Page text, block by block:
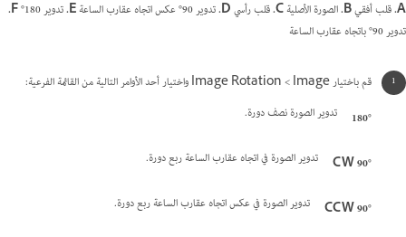
A. قلب أفقيB. الصورة الأصليةC. قلب رأسيD. تدوير 90° عكس اتجاه عقارب الساعة E. تدوير 180°
F.
تدوير 90° باتجاه عقارب الساعة
قم باختيار Image >‏ Image Rotation واختيار أحد الأوامر التالية من القائمة الفرعية:
180°
تدوير الصورة نصف دورة.
90° CW تدوير الصورة في اتجاه عقارب الساعة ربع دورة.
90° CCW تدوير الصورة في عكس اتجاه عقارب الساعة ربع دورة.